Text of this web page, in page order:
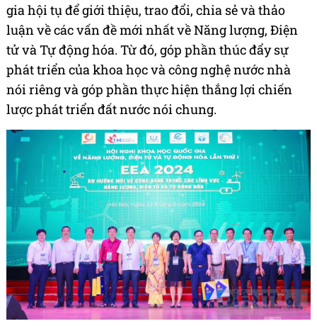
gia hội tụ để giới thiệu, trao đổi, chia sẻ và thảo
luận về các vấn đề mới nhất về Năng lượng, Điện
tử và Tự động hóa. Từ đó, góp phần thúc đẩy sự
phát triển của khoa học và công nghệ nước nhà
nói riêng và góp phần thực hiện thắng lợi chiến
lược phát triển đất nước nói chung.